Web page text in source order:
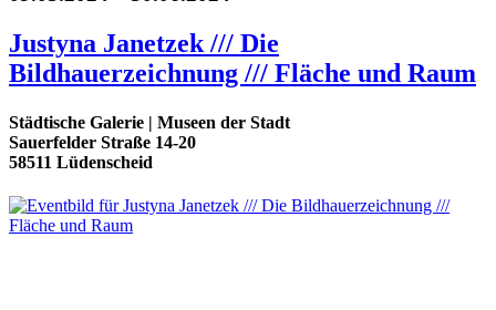
Justyna Janetzek /// Die
Bildhauerzeichnung /// Fläche und Raum
Städtische Galerie | Museen der Stadt
Sauerfelder Straße 14-20
58511 Lüdenscheid